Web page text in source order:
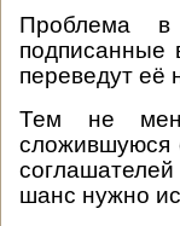
Проблема
подписанные
переведут её
Тем не
сложившуюся
шанс нужно